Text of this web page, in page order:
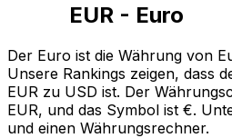
EUR - Euro
Der Euro ist die Währung von
Unsere Rankings zeigen, dass
EUR zu USD ist. Der
EUR, und das Symbol ist €.
und einen Währungsrechner.